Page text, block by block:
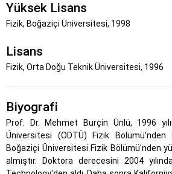
Yüksek Lisans
Fizik, Boğaziçi Üniversitesi, 1998
Lisans
Fizik, Orta Doğu Teknik Üniversitesi, 1996
Biyografi
Prof. Dr. Mehmet Burçin Ünlü, 1996
Üniversitesi (ODTÜ) Fizik Bölümü'nden
Boğaziçi Üniversitesi Fizik Bölümü'nden
almıştır. Doktora derecesini 2004